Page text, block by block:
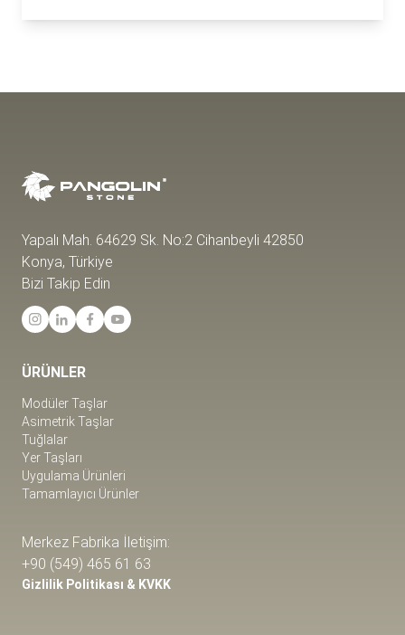
Yapalı Mah. 64629 Sk. No:2 Cihanbeyli 42850
Konya, Türkiye
Bizi Takip Edin
ÜRÜNLER
Modüler Taşlar
Asimetrik Taşlar
Tuğlalar
Yer Taşları
Uygulama Ürünleri
Tamamlayıcı Ürünler
Merkez Fabrika İletişim:
+90 (549) 465 61 63
Gizlilik Politikası & KVKK